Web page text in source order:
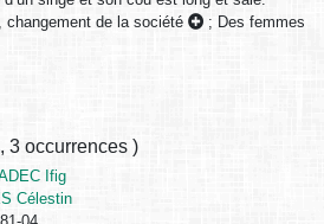
changement de la société ; Des femmes
, 3 occurrences )
Ifig
Célestin